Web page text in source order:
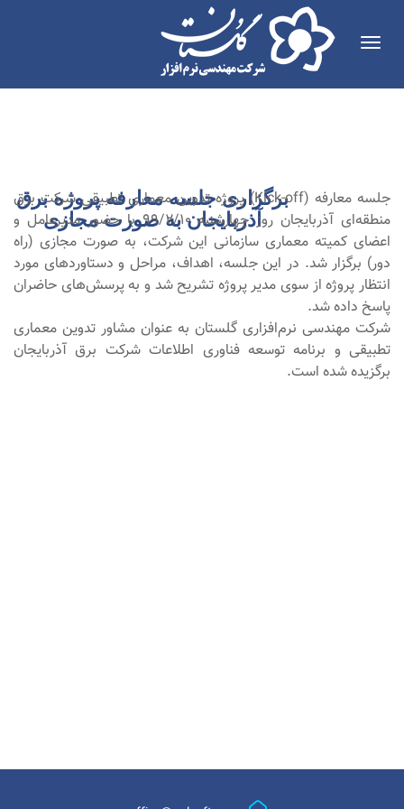
Toggle
navigation
اردیبهشت
۱۳۹۹
برگزاری جلسه معارفه پروژه برق
آذربایجان به صورت مجازی
جلسه معارفه (Kick-off) پروژه تدوین معماری تطبیقی شرکت برق
منطقه‌ای آذربایجان روز چهارشنبه 99/2/10 با حضور مدیرعامل و
اعضای کمیته معماری سازمانی این شرکت، به صورت مجازی (راه
دور) برگزار شد. در این جلسه، اهداف، مراحل و دستاوردهای مورد
انتظار پروژه از سوی مدیر پروژه تشریح شد و به پرسش‌های حاضران
پاسخ داده شد.
شرکت مهندسی نرم‌افزاری گلستان به عنوان مشاور تدوین معماری
تطبیقی و برنامه توسعه فناوری اطلاعات شرکت برق آذربایجان
برگزیده شده است.